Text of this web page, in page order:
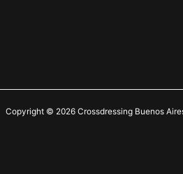
Copyright © 2026 Crossdressing Buenos